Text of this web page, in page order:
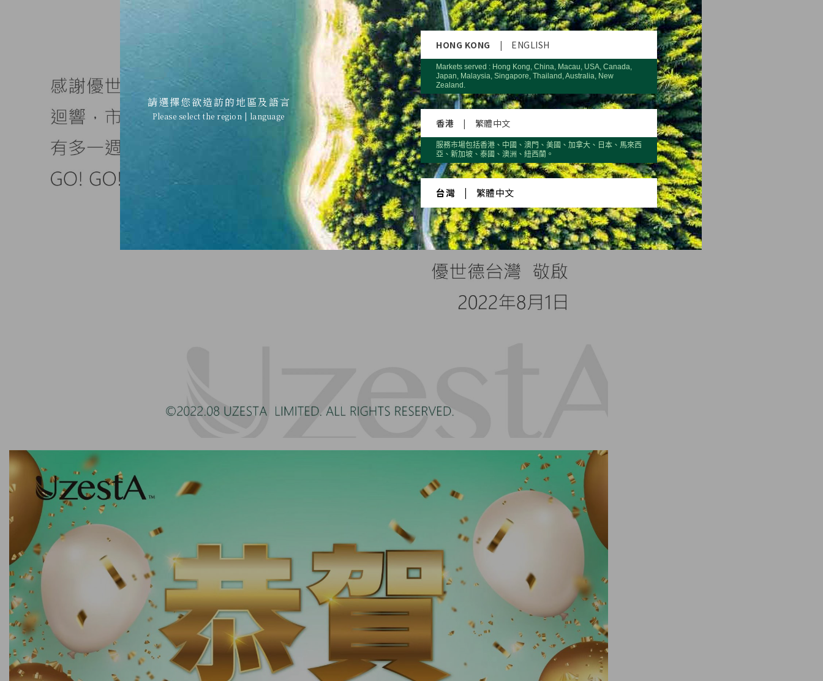
請選擇您欲造訪的地區及語言
Please select the region | language
HONG KONG | ENGLISH
Markets served : Hong Kong, China, Macau, USA, Canada,
Japan, Malaysia, Singapore, Thailand, Australia, New
Zealand.
香港 | 繁體中文
服務市場包括香港、中國、澳門、美國、加拿大、日本、馬來西
亞、新加坡、泰國、澳洲、紐西蘭。
台灣 繁體中文